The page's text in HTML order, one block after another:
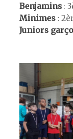
Benjamins:
Minimes:
Juniors